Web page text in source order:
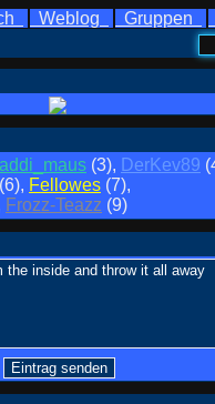
Weblog Gruppen
(3), DerKev89
(6), Fellowes (7),
Frozz-Teazz (9)